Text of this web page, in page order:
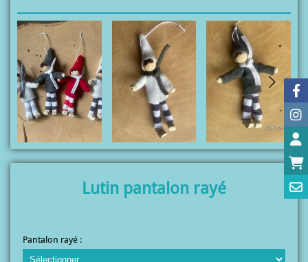
Lutin pantalon rayé
Pantalon rayé :